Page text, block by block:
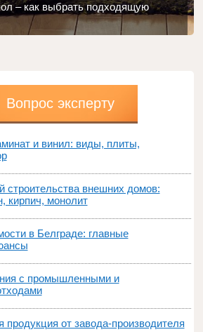
– как выбрать подходящую
Вопрос эксперту
и винил: виды, плиты,
строительства внешних домов:
кирпич, монолит
в Белграде: главные
с промышленными и
продукция от завода-производителя